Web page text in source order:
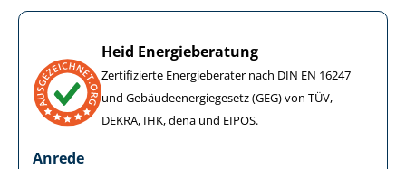
Heid Energieberatung
Zertifizierte Energieberater nach DIN EN 16247
und Ge­bäu­de­en­er­gie­ge­setz (GEG) von TÜV,
DEKRA, IHK, dena und EIPOS.
Anrede